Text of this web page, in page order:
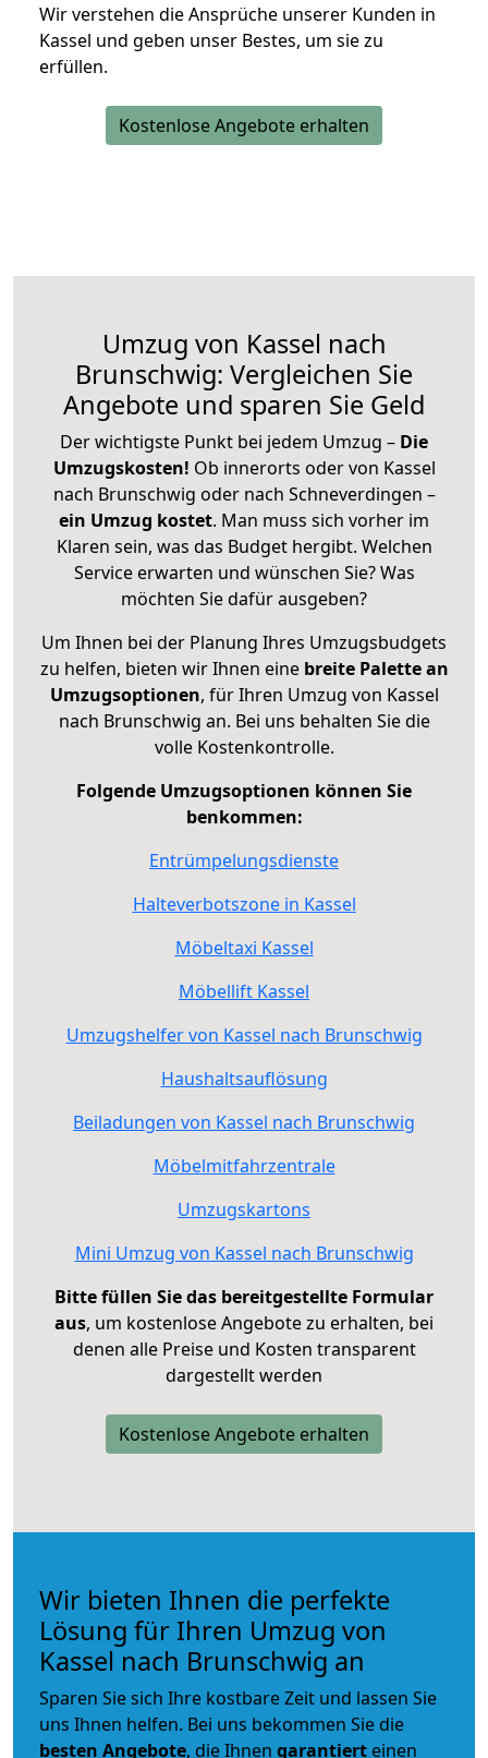
Wir verstehen die Ansprüche unserer Kunden in
Kassel und geben unser Bestes, um sie zu
erfüllen.
Kostenlose Angebote erhalten
Umzug von Kassel nach
Brunschwig: Vergleichen Sie
Angebote und sparen Sie Geld
Der wichtigste Punkt bei jedem Umzug – Die
Umzugskosten! Ob innerorts oder von Kassel
nach Brunschwig oder nach Schneverdingen –
ein Umzug kostet. Man muss sich vorher im
Klaren sein, was das Budget hergibt. Welchen
Service erwarten und wünschen Sie? Was
möchten Sie dafür ausgeben?
Um Ihnen bei der Planung Ihres Umzugsbudgets
zu helfen, bieten wir Ihnen eine breite Palette an
Umzugsoptionen, für Ihren Umzug von Kassel
nach Brunschwig an. Bei uns behalten Sie die
volle Kostenkontrolle.
Folgende Umzugsoptionen können Sie
benkommen:
Entrümpelungsdienste
Halteverbotszone in Kassel
Möbeltaxi Kassel
Möbellift Kassel
Umzugshelfer von Kassel nach Brunschwig
Haushaltsauflösung
Beiladungen von Kassel nach Brunschwig
Möbelmitfahrzentrale
Umzugskartons
Mini Umzug von Kassel nach Brunschwig
Bitte füllen Sie das bereitgestellte Formular
aus, um kostenlose Angebote zu erhalten, bei
denen alle Preise und Kosten transparent
dargestellt werden
Kostenlose Angebote erhalten
Wir bieten Ihnen die perfekte
Lösung für Ihren Umzug von
Kassel nach Brunschwig an
Sparen Sie sich Ihre kostbare Zeit und lassen Sie
uns Ihnen helfen. Bei uns bekommen Sie die
besten Angebote, die Ihnen garantiert einen